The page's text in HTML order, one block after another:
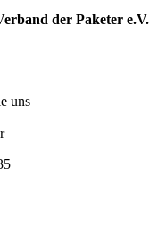
der Paketer e.V.
uns